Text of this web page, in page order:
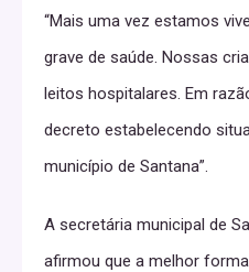
“Mais uma vez estamos
grave de saúde. Nossas
leitos hospitalares. Em
decreto estabelecendo
município de Santana”.
A secretária municipal de
afirmou que a melhor